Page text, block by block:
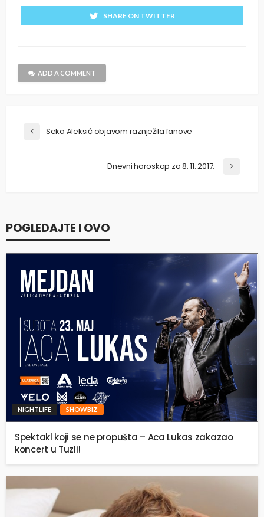
SHARE ON TWITTER
ADD A COMMENT
Seka Aleksić objavom raznježila fanove
Dnevni horoskop za 8. 11. 2017.
POGLEDAJTE I OVO
NIGHTLIFE SHOWBIZ
Spektakl koji se ne propušta – Aca Lukas zakazao
koncert u Tuzli!